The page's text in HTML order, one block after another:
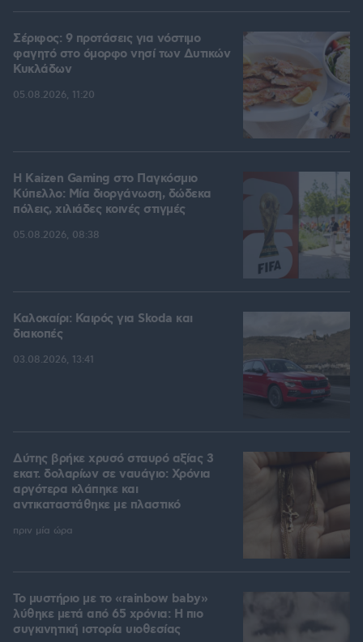
Σέριφος: 9 προτάσεις για νόστιμο
φαγητό στο όμορφο νησί των Δυτικών
Κυκλάδων
05.08.2026, 11:20
H Kaizen Gaming στο Παγκόσμιο
Kύπελλο: Μία διοργάνωση, δώδεκα
πόλεις, χιλιάδες κοινές στιγμές
05.08.2026, 08:38
Καλοκαίρι: Καιρός για Skoda και
διακοπές
03.08.2026, 13:41
Δύτης βρήκε χρυσό σταυρό αξίας 3
εκατ. δολαρίων σε ναυάγιο: Χρόνια
αργότερα κλάπηκε και
αντικαταστάθηκε με πλαστικό
πριν μία ώρα
Το μυστήριο με το «rainbow baby»
λύθηκε μετά από 65 χρόνια: Η πιο
συγκινητική ιστορία υιοθεσίας